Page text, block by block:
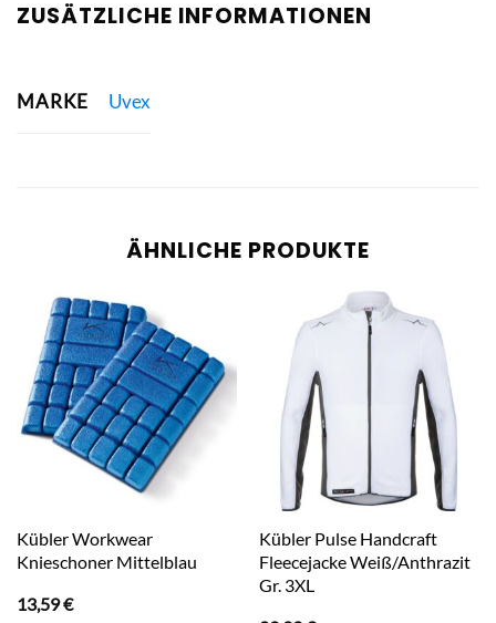
ZUSÄTZLICHE INFORMATIONEN
MARKE Uvex
ÄHNLICHE PRODUKTE
Kübler Workwear
Knieschoner Mittelblau
13,59€
Kübler Pulse Handcraft
Fleecejacke Weiß/Anthrazit
Gr. 3XL